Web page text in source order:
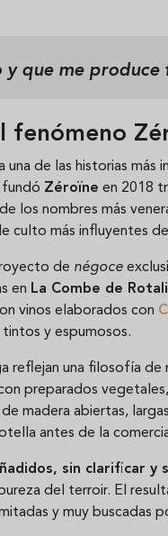
y que me produce
fenómeno
una de las historias
fundó Zéroïne en 2018
los nombres más
culto más influyentes
de négoce
en La Combe de
vinos elaborados con
y espumosos.
reflejan una filosofía de
preparados
madera abiertas,
antes de la
sin clarificar y
del terroir. El
y muy buscadas